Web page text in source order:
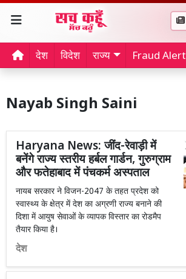
देश विदेश राज्य Fraud Alert
Nayab Singh Saini
Haryana News: जींद-रेवाड़ी में
बनेंगे राज्य स्तरीय हर्बल गार्डन, गुरुग्राम
और फतेहाबाद में पंचकर्म अस्पताल
नायब सरकार ने विजन-2047 के तहत प्रदेश को
स्वास्थ्य के क्षेत्र में देश का अग्रणी राज्य बनाने की
दिशा में आयुष सेवाओं के व्यापक विस्तार का रोडमैप
तैयार किया है।
देश